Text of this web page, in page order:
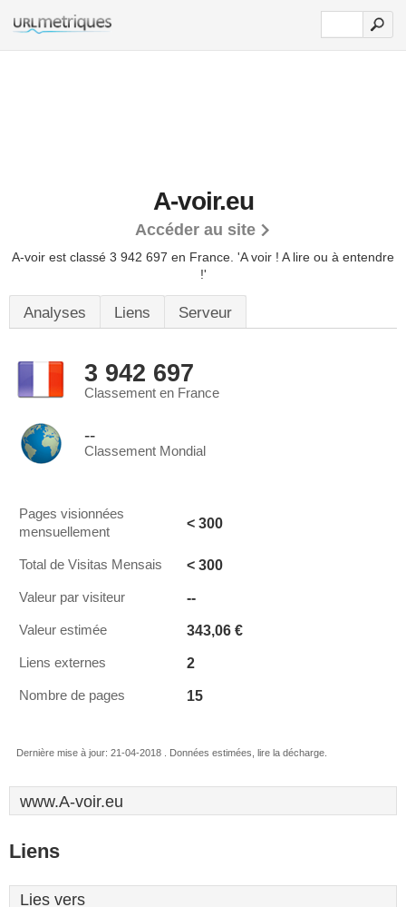
A-voir.eu
Accéder au site
A-voir est classé 3 942 697 en France. 'A voir ! A lire ou à entendre
!'
Analyses Liens Serveur
3 942 697
Classement en France
--
Classement Mondial
Pages visionnées
mensuellement
< 300
Total de Visitas Mensais < 300
Valeur par visiteur --
Valeur estimée 343,06 €
Liens externes 2
Nombre de pages 15
Dernière mise à jour: 21-04-2018 . Données estimées, lire la décharge.
www.A-voir.eu
Liens
Lies vers